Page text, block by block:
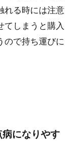
れる時には注意
てしまうと購入
ので持ち運びに
になりやす